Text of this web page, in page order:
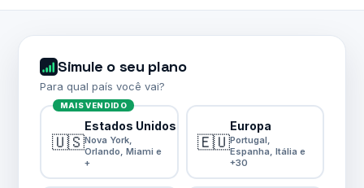
Simule o seu plano
Para qual país você vai?
MAIS VENDIDO
🇺🇸
Estados Unidos
Nova York,
Orlando, Miami e
+
🇪🇺
Europa
Portugal,
Espanha, Itália e
+30